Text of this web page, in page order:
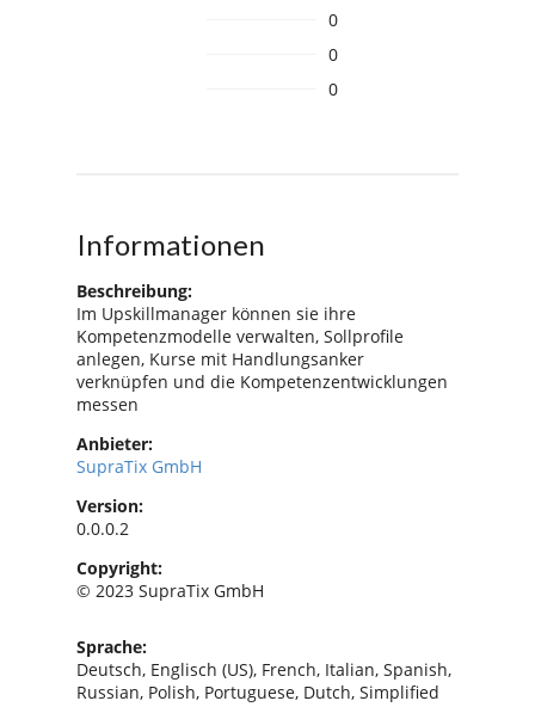
0
0
0
Informationen
Beschreibung:
Im Upskillmanager können sie ihre
Kompetenzmodelle verwalten, Sollprofile
anlegen, Kurse mit Handlungsanker
verknüpfen und die Kompetenzentwicklungen
messen
Anbieter:
SupraTix GmbH
Version:
0.0.0.2
Copyright:
© 2023 SupraTix GmbH
Sprache:
Deutsch, Englisch (US), French, Italian, Spanish,
Russian, Polish, Portuguese, Dutch, Simplified